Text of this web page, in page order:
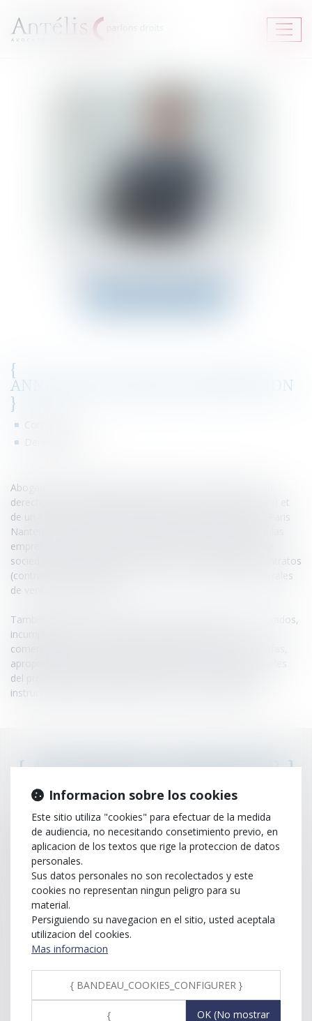
Ouvrir
FILLUZEAU
{
ANNUAIRE_DOMAINES_INTERVENTION
}
Abogado en el Colegio de PARIS, titular de un Master II en
derecho multimedia y informática (Paris II Pantheon Assas) et
de un Master II en derecho penal y procedimiento penal (Paris
Nanterre La Défense), Maxime Filluzeau asesora y asiste las
empresas y particulares en derecho mercantil (creación de
sociedades, aprobaciones de cuentas…), redacción de contratos
(contratos de arrendamiento comercial, condiciones generales
de venta y de servicios…).
También interviene en litigios mercantiles (cobro de impagados,
incumplimiento de contratos, ruptura de relaciones
comerciales…) así como en derecho penal mercantil (estafas,
apropiación indebida de bienes sociales…) a todos los niveles
del procedimiento penal (asistencia durante la detención,
instrucción penal, procedimiento ante el tribunal penal).
{ ANNUAIRE_CONTACTER }
MaximeFILLUZEAU
Nom
Prénom
E-mail
Informacion sobre los cookies
Este sitio utiliza "cookies" para efectuar de la medida
de audiencia, no necesitando consetimiento previo, en
aplicacion de los textos que rige la proteccion de datos
personales.
Sus datos personales no son recolectados y este
cookies no representan ningun peligro para su
material.
Persiguiendo su navegacion en el sitio, usted aceptala
utilizacion del cookies.
Mas informacion
{ BANDEAU_COOKIES_CONFIGURER }
{
OK (No mostrar